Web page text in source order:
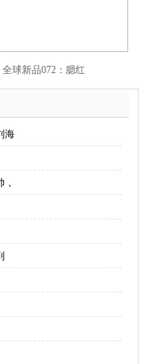
全球新品072：腮红
海